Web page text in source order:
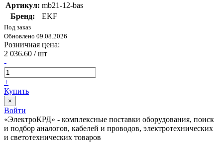
Артикул: mb21-12-bas
Бренд:
EKF
Под заказ
Обновлено 09.08.2026
Розничная цена:
2 036.60 / шт
-
+
Купить
×
Войти
«ЭлектроКРД» - комплексные поставки оборудования, поиск
и подбор аналогов, кабелей и проводов, электротехнических
и светотехнических товаров